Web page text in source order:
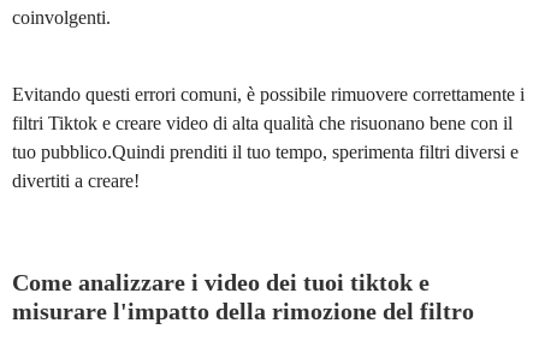
coinvolgenti.
Evitando questi errori comuni, è possibile rimuovere correttamente i
filtri Tiktok e creare video di alta qualità che risuonano bene con il
tuo pubblico.Quindi prenditi il tuo tempo, sperimenta filtri diversi e
divertiti a creare!
Come analizzare i video dei tuoi tiktok e
misurare l'impatto della rimozione del filtro